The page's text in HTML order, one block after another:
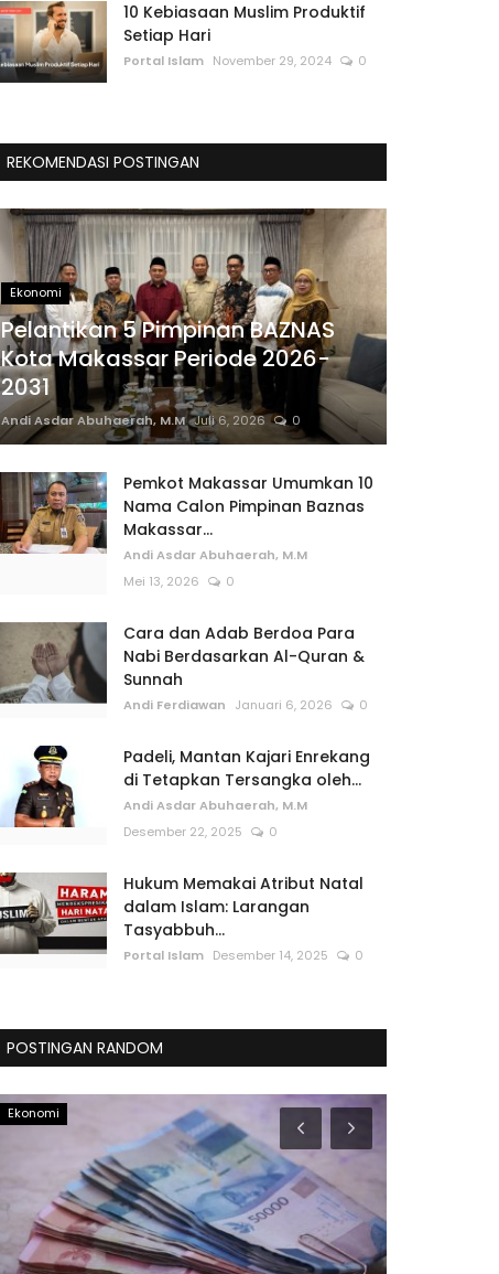
10 Kebiasaan Muslim Produktif
Setiap Hari
Portal Islam November 29, 2024 0
REKOMENDASI POSTINGAN
Ekonomi
Pelantikan 5 Pimpinan BAZNAS
Kota Makassar Periode 2026-
2031
Andi Asdar Abuhaerah, M.M Juli 6, 2026 0
Pemkot Makassar Umumkan 10
Nama Calon Pimpinan Baznas
Makassar...
Andi Asdar Abuhaerah, M.M
Mei 13, 2026
0
Cara dan Adab Berdoa Para
Nabi Berdasarkan Al-Quran &
Sunnah
Andi Ferdiawan Januari 6, 2026 0
Padeli, Mantan Kajari Enrekang
di Tetapkan Tersangka oleh...
Andi Asdar Abuhaerah, M.M
Desember 22, 2025
0
Hukum Memakai Atribut Natal
dalam Islam: Larangan
Tasyabbuh...
Portal Islam Desember 14, 2025 0
POSTINGAN RANDOM
Ekonomi